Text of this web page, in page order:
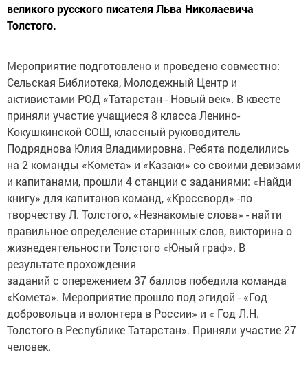
великого русского писателя Льва Николаевича
Толстого.
Мероприятие подготовлено и проведено совместно:
Сельская Библиотека, Молодежный Центр и
активистами РОД «Татарстан - Новый век». В квесте
приняли участие учащиеся 8 класса Ленино-
Кокушкинской СОШ, классный руководитель
Подряднова Юлия Владимировна. Ребята поделились
на 2 команды «Комета» и «Казаки» со своими девизами
и капитанами, прошли 4 станции с заданиями: «Найди
книгу» для капитанов команд, «Кроссворд» -по
творчеству Л. Толстого, «Незнакомые слова» - найти
правильное определение старинных слов, викторина о
жизнедеятельности Толстого «Юный граф». В
результате прохождения
заданий с опережением 37 баллов победила команда
«Комета». Мероприятие прошло под эгидой - «Год
добровольца и волонтера в России» и « Год Л.Н.
Толстого в Республике Татарстан». Приняли участие 27
человек.